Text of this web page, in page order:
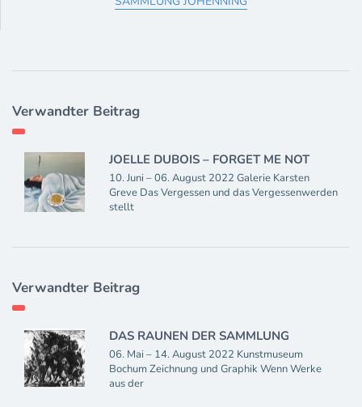
Verwandter Beitrag
JOELLE DUBOIS – FORGET ME NOT
10. Juni – 06. August 2022 Galerie Karsten
Greve Das Vergessen und das Vergessenwerden
stellt
Verwandter Beitrag
DAS RAUNEN DER SAMMLUNG
06. Mai – 14. August 2022 Kunstmuseum
Bochum Zeichnung und Graphik Wenn Werke
aus der